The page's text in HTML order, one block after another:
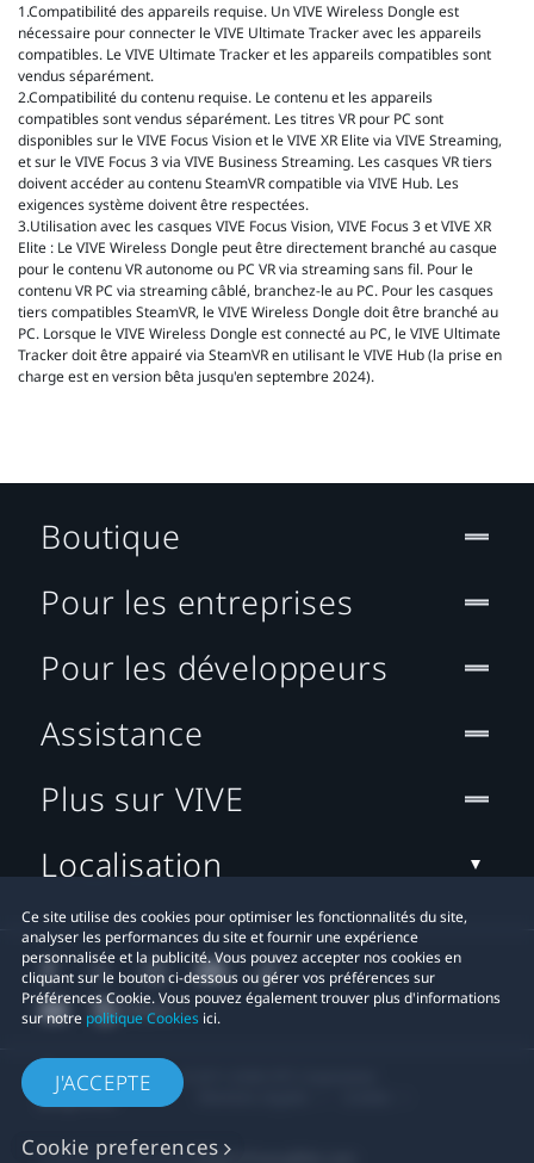
1.Compatibilité des appareils requise. Un VIVE Wireless Dongle est
nécessaire pour connecter le VIVE Ultimate Tracker avec les appareils
compatibles. Le VIVE Ultimate Tracker et les appareils compatibles sont
vendus séparément.
2.Compatibilité du contenu requise. Le contenu et les appareils
compatibles sont vendus séparément. Les titres VR pour PC sont
disponibles sur le VIVE Focus Vision et le VIVE XR Elite via VIVE Streaming,
et sur le VIVE Focus 3 via VIVE Business Streaming. Les casques VR tiers
doivent accéder au contenu SteamVR compatible via VIVE Hub. Les
exigences système doivent être respectées.
3.Utilisation avec les casques VIVE Focus Vision, VIVE Focus 3 et VIVE XR
Elite : Le VIVE Wireless Dongle peut être directement branché au casque
pour le contenu VR autonome ou PC VR via streaming sans fil. Pour le
contenu VR PC via streaming câblé, branchez-le au PC. Pour les casques
tiers compatibles SteamVR, le VIVE Wireless Dongle doit être branché au
PC. Lorsque le VIVE Wireless Dongle est connecté au PC, le VIVE Ultimate
Tracker doit être appairé via SteamVR en utilisant le VIVE Hub (la prise en
charge est en version bêta jusqu'en septembre 2024).
Ce site utilise des cookies pour optimiser les fonctionnalités du site,
analyser les performances du site et fournir une expérience
personnalisée et la publicité. Vous pouvez accepter nos cookies en
cliquant sur le bouton ci-dessous ou gérer vos préférences sur
Préférences Cookie. Vous pouvez également trouver plus d'informations
sur notre politique Cookies ici.
J'ACCEPTE
Cookie preferences
Boutique
Pour les entreprises
Pour les développeurs
Assistance
Plus sur VIVE
Localisation
© 2011-2026 HTC Corporation